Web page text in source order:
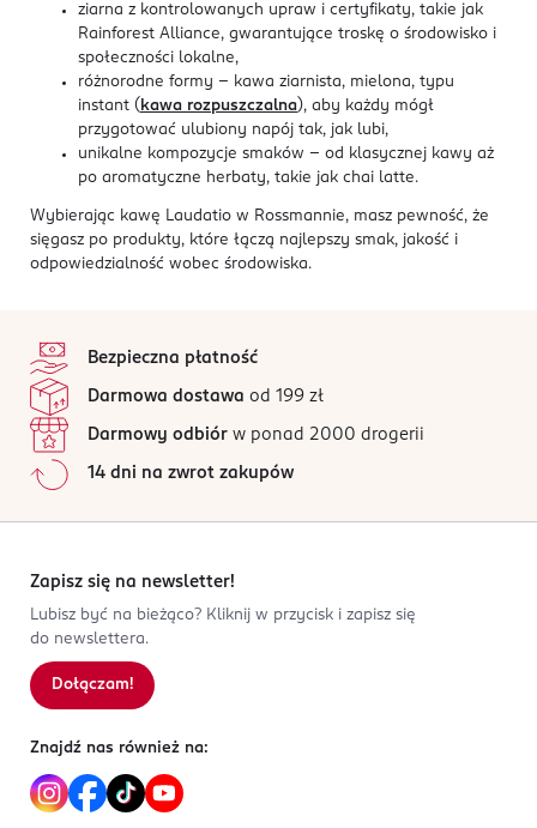
ziarna z kontrolowanych upraw i certyfikaty, takie jak
Rainforest Alliance, gwarantujące troskę o środowisko i
społeczności lokalne,
różnorodne formy – kawa ziarnista, mielona, typu
instant ( kawa rozpuszczalna), aby każdy mógł
przygotować ulubiony napój tak, jak lubi,
unikalne kompozycje smaków – od klasycznej kawy aż
po aromatyczne herbaty, takie jak chai latte.
Wybierając kawę Laudatio w Rossmannie, masz pewność, że
sięgasz po produkty, które łączą najlepszy smak, jakość i
odpowiedzialność wobec środowiska.
Bezpieczna płatność
Darmowa dostawa od 199 zł
Darmowy odbiór w ponad 2000 drogerii
14 dni na zwrot zakupów
Zapisz się na newsletter!
Lubisz być na bieżąco? Kliknij w przycisk i zapisz się
do newslettera.
Dołączam!
Znajdź nas również na: